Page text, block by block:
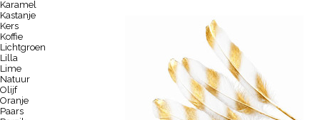
Karamel
Kastanje
Kers
Koffie
Lichtgroen
Lilla
Lime
Natuur
Olijf
Oranje
Paars